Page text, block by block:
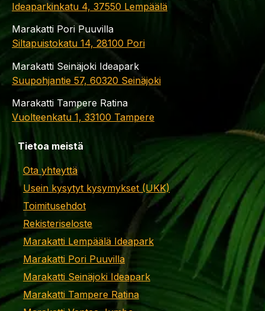
Ideaparkinkatu 4, 37550 Lempäälä
Marakatti Pori Puuvilla
Siltapuistokatu 14, 28100 Pori
Marakatti Seinäjoki Ideapark
Suupohjantie 57, 60320 Seinäjoki
Marakatti Tampere Ratina
Vuolteenkatu 1, 33100 Tampere
Tietoa meistä
Ota yhteyttä
Usein kysytyt kysymykset (UKK)
Toimitusehdot
Rekisteriseloste
Marakatti Lempäälä Ideapark
Marakatti Pori Puuvilla
Marakatti Seinäjoki Ideapark
Marakatti Tampere Ratina